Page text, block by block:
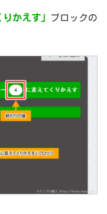
かえす」
ブロックの